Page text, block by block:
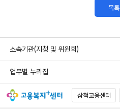
목록
소속기관(지청 및 위원회)
업무별 누리집
삼척고용센터